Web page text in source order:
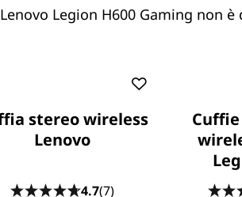
Legion H600 Gaming non è
stereo wireless
Lenovo
4.7(7)